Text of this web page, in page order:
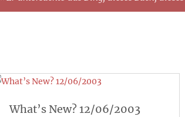
What’s New? 12/06/2003